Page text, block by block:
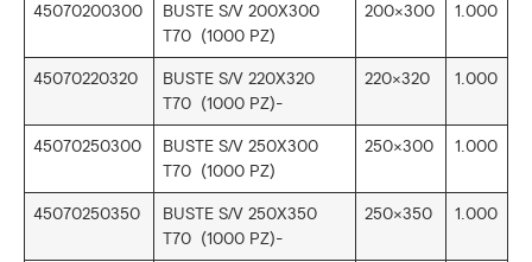
45070200300
BUSTE S/V 200X300
T70 (1000 PZ)
200×300 1.000
45070220320
BUSTE S/V 220X320
T70 (1000 PZ)-
220×320 1.000
45070250300
BUSTE S/V 250X300
T70 (1000 PZ)
250×300 1.000
45070250350
BUSTE S/V 250X350
T70 (1000 PZ)-
250×350 1.000